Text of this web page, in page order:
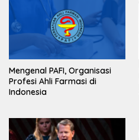
Mengenal PAFI, Organisasi
Profesi Ahli Farmasi di
Indonesia